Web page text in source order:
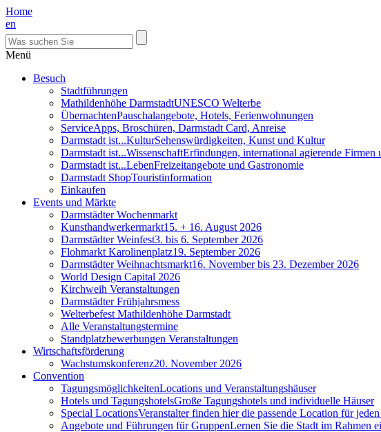
Home
en
Menü
Besuch
Stadtführungen
Mathildenhöhe DarmstadtUNESCO Welterbe
ÜbernachtenPauschalangebote, Hotels, Ferienwohnungen
ServiceApps, Broschüren, Darmstadt Card, Anreise
Darmstadt ist...KulturSehenswürdigkeiten, Kunst und Kultur
Darmstadt ist...WissenschaftErfindungen, international agierende Firmen
Darmstadt ist...LebenFreizeitangebote und Gastronomie
Darmstadt ShopTouristinformation
Einkaufen
Events und Märkte
Darmstädter Wochenmarkt
Kunsthandwerkermarkt15. + 16. August 2026
Darmstädter Weinfest3. bis 6. September 2026
Flohmarkt Karolinenplatz19. September 2026
Darmstädter Weihnachtsmarkt16. November bis 23. Dezember 2026
World Design Capital 2026
Kirchweih Veranstaltungen
Darmstädter Frühjahrsmess
Welterbefest Mathildenhöhe Darmstadt
Alle Veranstaltungstermine
Standplatzbewerbungen Veranstaltungen
Wirtschaftsförderung
Wachstumskonferenz20. November 2026
Convention
TagungsmöglichkeitenLocations und Veranstaltungshäuser
Hotels und TagungshotelsGroße Tagungshotels und individuelle Häuser
Special LocationsVeranstalter finden hier die passende Location für
Angebote und Führungen für GruppenLernen Sie die Stadt im Rahmen